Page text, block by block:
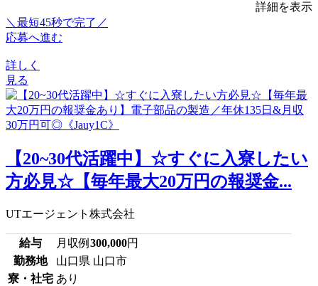
詳細を表示
＼最短45秒で完了／
応募へ進む
詳しく
見る
【20~30代活躍中】☆すぐに入寮したい
方必見☆【毎年最大20万円の報奨金...
UTエージェント株式会社
給与 月収例 300,000円
勤務地
山口県 山口市
寮・社宅 あり